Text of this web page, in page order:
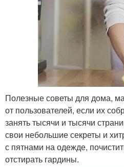
Полезные советы для дома,
от пользователей, если их
занять тысячи и тысячи
свои небольшие секреты и
с пятнами на одежде,
отстирать гардины.